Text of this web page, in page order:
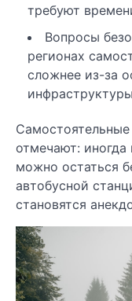
требуют
Вопросы
регионах
сложнее из-за
отмечают:
можно остаться
автобусной
становятся